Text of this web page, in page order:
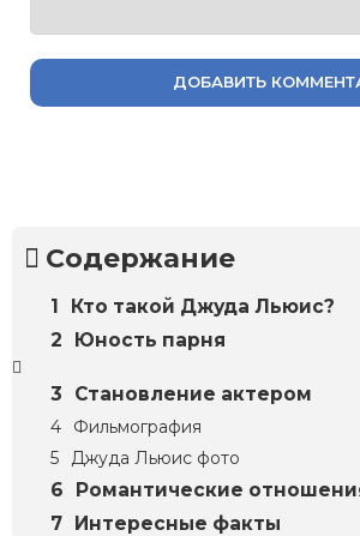
ДОБАВИТЬ
Содержание
Кто такой Джуда Льюис?
Юность парня
Становление актером
Фильмография
Джуда Льюис фото
Романтические
Интересные факты